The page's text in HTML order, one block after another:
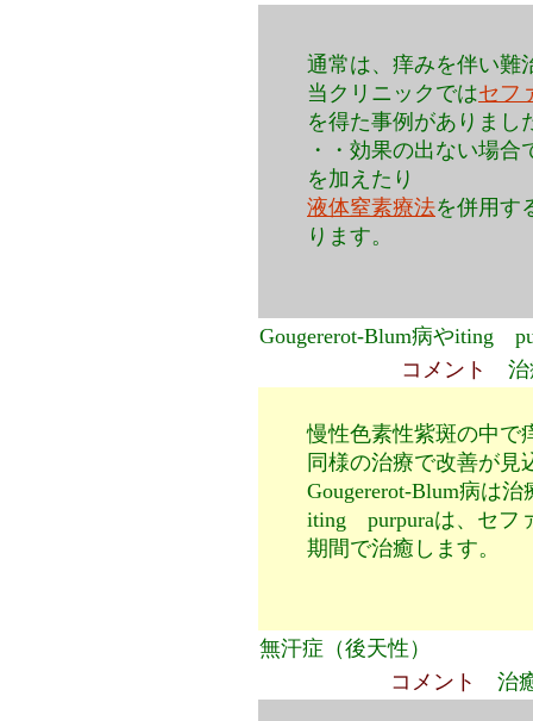
通常は、痒みを伴い難
当クリニックではセフ
を得た事例がありまし
・・効果の出ない場
を加えたり
液体窒素療法を併用す
ります。
Gougererot-Blum病やiting
コメント
慢性色素性紫斑の中で
同様の治療で改善が見
Gougererot-Blum病は
iting purpuraは、セフ
期間で治癒します。
無汗症（後天性）
コメント 治